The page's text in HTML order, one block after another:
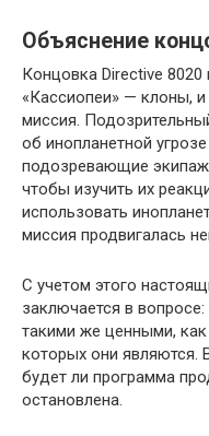
Объяснение
Концовка Directive
«Кассиопеи» — клоны,
миссия.
об инопланетной
подозревающие
чтобы изучить их
использовать
миссия продвигалась
С учетом этого
заключается в
такими же ценными,
которых они являются.
будет ли программа
остановлена.